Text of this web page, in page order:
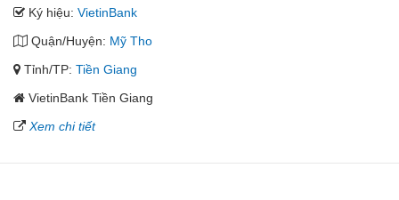
Ký hiệu: VietinBank
Quận/Huyện: Mỹ Tho
Tỉnh/TP: Tiền Giang
VietinBank Tiền Giang
Xem chi tiết